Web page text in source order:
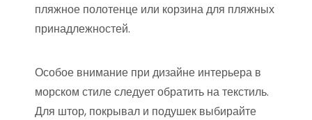
пляжное полотенце или корзина для пляжных
принадлежностей.
Особое внимание при дизайне интерьера в
морском стиле следует обратить на текстиль.
Для штор, покрывал и подушек выбирайте